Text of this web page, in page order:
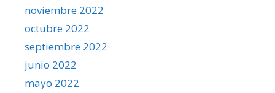
noviembre 2022
octubre 2022
septiembre 2022
junio 2022
mayo 2022